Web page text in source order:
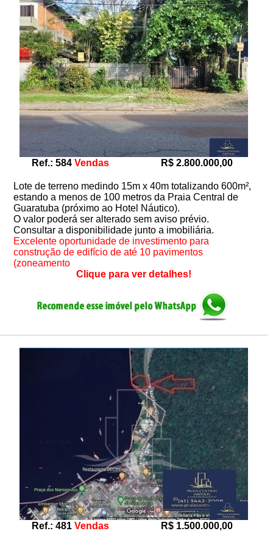
Ref.: 584 Vendas R$ 2.800.000,00
Lote de terreno medindo 15m x 40m totalizando 600m²,
estando a menos de 100 metros da Praia Central de
Guaratuba (próximo ao Hotel Náutico).
O valor poderá ser alterado sem aviso prévio.
Consultar a disponibilidade junto a imobiliária.
Excelente oportunidade de investimento para
construção de edifício de até 10 pavimentos
(zoneamento
Clique para ver detalhes!
Ref.: 481 Vendas R$ 1.500.000,00